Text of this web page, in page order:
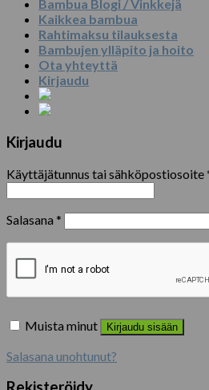
Bambua Blogi / Vinkkejä
Kaikkea bambua
Rahtimaksu tilauksesta
Bambujen ylläpito ja hoito
Ota yhteyttä
Kirjaudu
Kirjaudu
Käyttäjätunnus tai sähköpostiosoite
Salasana *
Muista minut Kirjaudu sisään
Salasana unohtunut?